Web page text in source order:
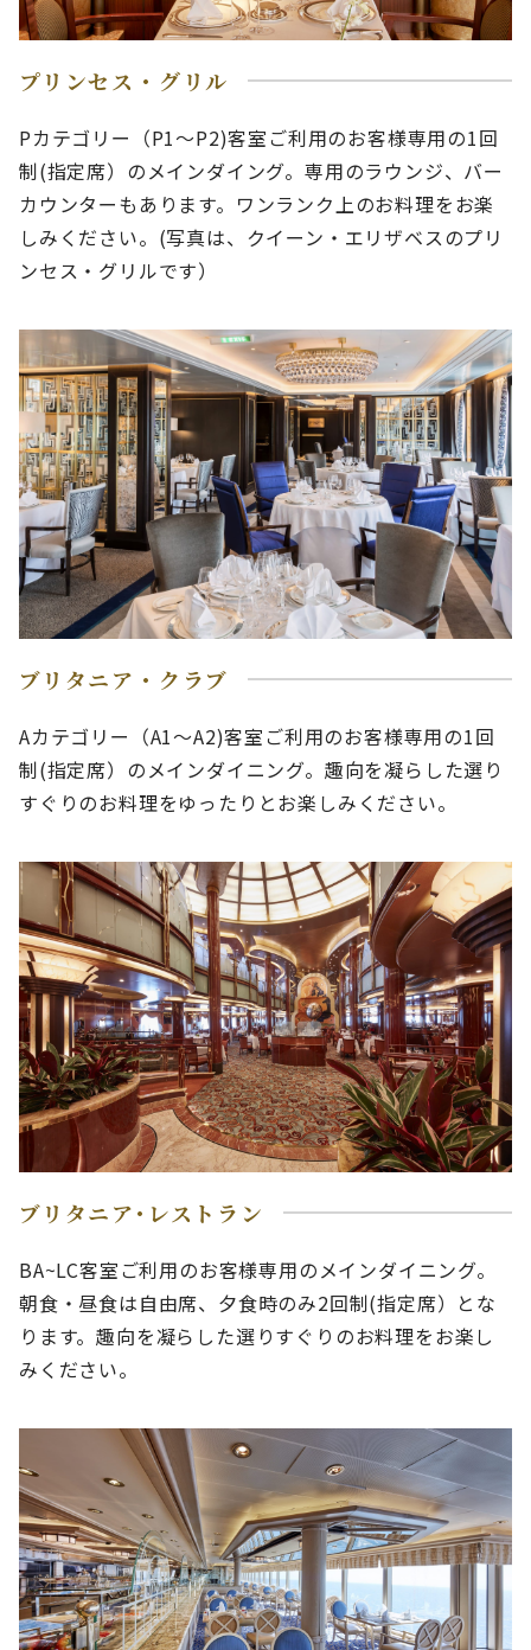
プリンセス・グリル
Pカテゴリー（P1～P2)客室ご利用のお客様専用の1回
制(指定席）のメインダイング。専用のラウンジ、バー
カウンターもあります。ワンランク上のお料理をお楽
しみください。(写真は、クイーン・エリザベスのプリ
ンセス・グリルです）
ブリタニア・クラブ
Aカテゴリー（A1～A2)客室ご利用のお客様専用の1回
制(指定席）のメインダイニング。趣向を凝らした選り
すぐりのお料理をゆったりとお楽しみください。
ブリタニア･レストラン
BA~LC客室ご利用のお客様専用のメインダイニング。
朝食・昼食は自由席、夕食時のみ2回制(指定席）とな
ります。趣向を凝らした選りすぐりのお料理をお楽し
みください。